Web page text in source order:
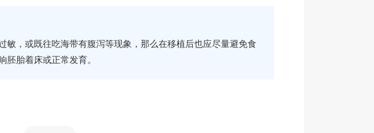
敏，或既往吃海带有腹泻等现象，那么在移植后也应尽量避免食
胎着床或正常发育。